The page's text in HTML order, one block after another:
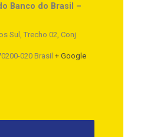
Banco do Brasil –
Sul, Trecho 02, Conj
020 Brasil + Google